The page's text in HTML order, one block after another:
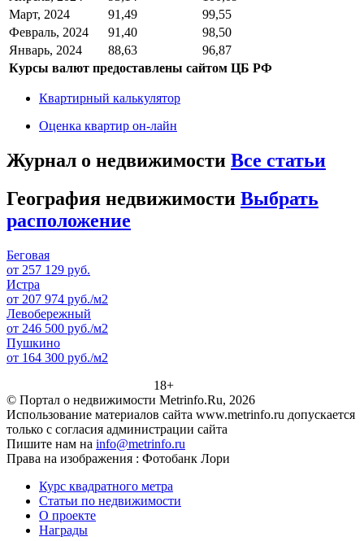
Март, 2024
91,49
99,55
Февраль, 2024
91,40
98,50
Январь, 2024
88,63
96,87
Курсы валют предоставлены сайтом ЦБ РФ
Квартирный калькулятор
Оценка квартир он-лайн
Журнал о недвижимости Все статьи
География недвижимости Выбрать
расположение
Беговая
от 257 129 руб.
Истра
от 207 974 руб./м2
Левобережный
от 246 500 руб./м2
Пушкино
от 164 300 руб./м2
18+
© Портал о недвижимости Metrinfo.Ru, 2026
Использование материалов сайта www.metrinfo.ru допускается
только с согласия администрации сайта
Пишите нам на info@metrinfo.ru
Права на изображения : Фотобанк Лори
Курс квадратного метра
Статьи по недвижимости
О проекте
Награды